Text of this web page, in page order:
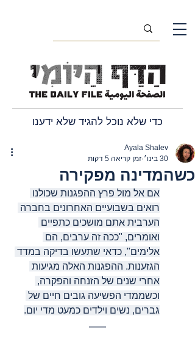
כדי שלא נוכל להגיד שלא ידענו
כשהמדינה מפקירה
Ayala Shalev
30 בינו׳
זמן קריאה 5 דקות
אם אל מול פרץ ההפגנות שכולנו
רואים בשבועיים האחרונים בחברה
הערבית אתם מושכים כתפיים
ואומרים, "ככה זה ערבים, הם
אלימים", כדאי שתעשו בדיקה במדד
הגזענות. ההפגנות האלה מגיעות
אחרי שנים של הזנחה והפקרה,
וכשממדי הפשיעה גובים חיים של
גברים, נשים וילדים כמעט מדי יום.